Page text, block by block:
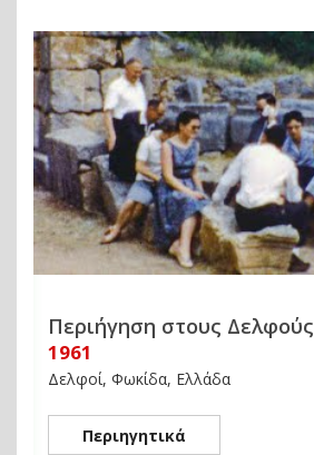
Περιήγηση στους Δελφούς
1961
Δελφοί, Φωκίδα, Ελλάδα
Περιηγητικά